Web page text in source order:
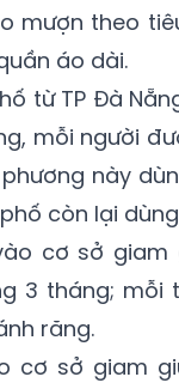
mượn theo
áo dài.
từ TP Đà
mỗi người
này
còn lại
cơ sở giam
3 tháng; mỗi
răng.
cơ sở giam